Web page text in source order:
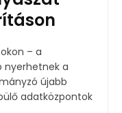
– a
nyerhetnek a
adatközpontok